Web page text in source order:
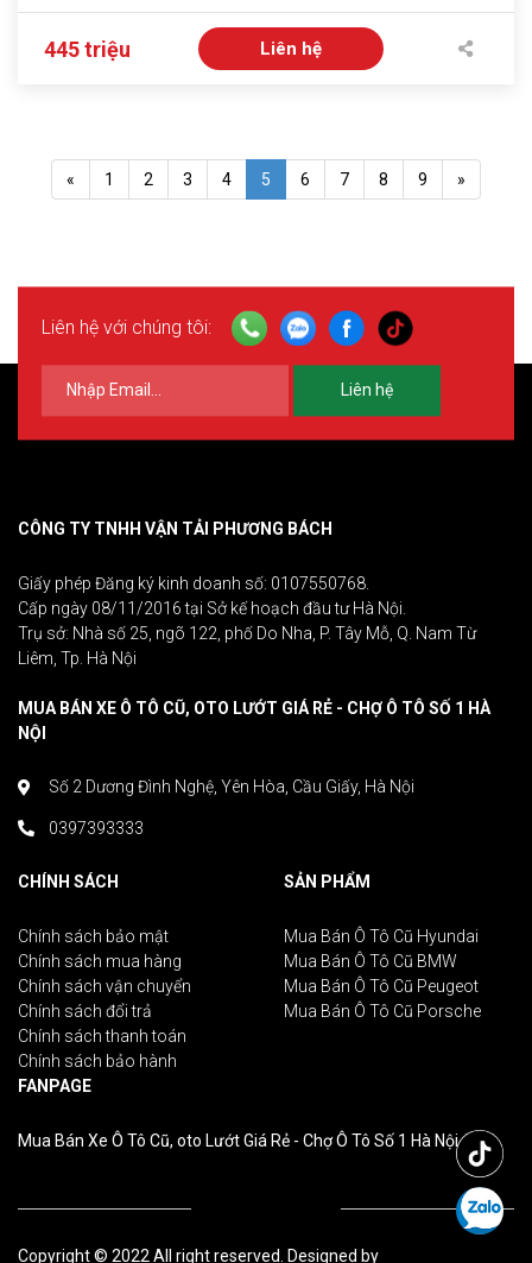
445 triệu Liên hệ
« 1 2 3 4 5 6 7 8 9 »
Liên hệ với chúng tôi:
Liên hệ
CÔNG TY TNHH VẬN TẢI PHƯƠNG BÁCH
Giấy phép Đăng ký kinh doanh số: 0107550768.
Cấp ngày 08/11/2016 tại Sở kế hoạch đầu tư Hà Nội.
Trụ sở: Nhà số 25, ngõ 122, phố Do Nha, P. Tây Mỗ, Q. Nam Từ
Liêm, Tp. Hà Nội
MUA BÁN XE Ô TÔ CŨ, OTO LƯỚT GIÁ RẺ - CHỢ Ô TÔ SỐ 1 HÀ
NỘI
Số 2 Dương Đình Nghệ, Yên Hòa, Cầu Giấy, Hà Nội
0397393333
CHÍNH SÁCH
Chính sách bảo mật
Chính sách mua hàng
Chính sách vận chuyển
Chính sách đổi trả
Chính sách thanh toán
Chính sách bảo hành
SẢN PHẨM
Mua Bán Ô Tô Cũ Hyundai
Mua Bán Ô Tô Cũ BMW
Mua Bán Ô Tô Cũ Peugeot
Mua Bán Ô Tô Cũ Porsche
FANPAGE
Mua Bán Xe Ô Tô Cũ, oto Lướt Giá Rẻ - Chợ Ô Tô Số 1 Hà Nội
Copyright © 2022 All right reserved. Designed by